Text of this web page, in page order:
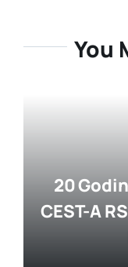
You
20
CEST-A